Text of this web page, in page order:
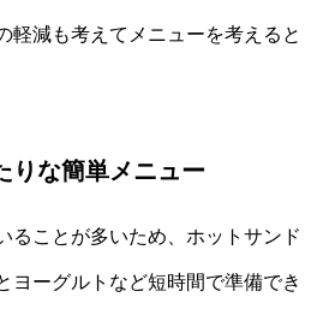
軽減も考えてメニューを考えると
りな簡単メニュー
ることが多いため、ホットサンド
ヨーグルトなど短時間で準備でき